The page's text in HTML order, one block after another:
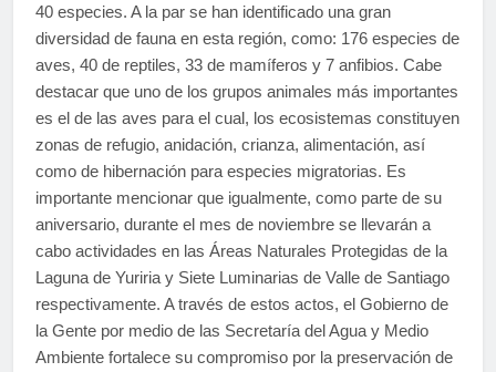
40 especies. A la par se han identificado una gran
diversidad de fauna en esta región, como: 176 especies de
aves, 40 de reptiles, 33 de mamíferos y 7 anfibios. Cabe
destacar que uno de los grupos animales más importantes
es el de las aves para el cual, los ecosistemas constituyen
zonas de refugio, anidación, crianza, alimentación, así
como de hibernación para especies migratorias. Es
importante mencionar que igualmente, como parte de su
aniversario, durante el mes de noviembre se llevarán a
cabo actividades en las Áreas Naturales Protegidas de la
Laguna de Yuriria y Siete Luminarias de Valle de Santiago
respectivamente. A través de estos actos, el Gobierno de
la Gente por medio de las Secretaría del Agua y Medio
Ambiente fortalece su compromiso por la preservación de